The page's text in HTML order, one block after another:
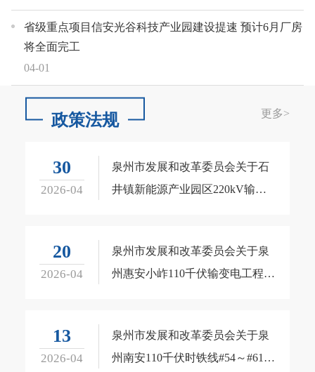
04-01
省级重点项目信安光谷科技产业园建设提速 预计6月厂房
将全面完工
政策法规 更多>
30
2026-04
泉州市发展和改革委员会关于石
井镇新能源产业园区220kV输电
20
2026-04
泉州市发展和改革委员会关于泉
州惠安小岞110千伏输变电工程项
13
2026-04
泉州市发展和改革委员会关于泉
州南安110千伏时铁线#54～#61线